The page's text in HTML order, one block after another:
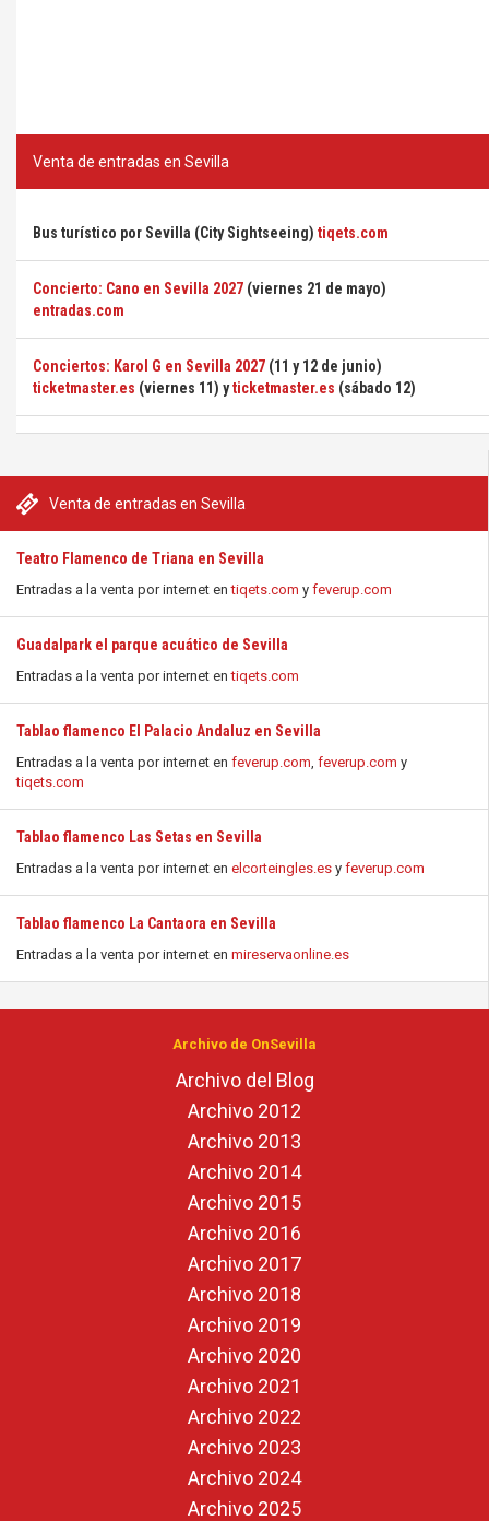
Venta de entradas en Sevilla
Teatro Flamenco de Triana en Sevilla
Entradas a la venta por internet entiqets.com y feverup.com
Guadalpark el parque acuático de Sevilla
Entradas a la venta por internet entiqets.com
Tablao flamenco El Palacio Andaluz en Sevilla
Entradas a la venta por internet en feverup.com, feverup.com y
tiqets.com
Tablao flamenco Las Setas en Sevilla
Entradas a la venta por internet en elcorteingles.es y feverup.com
Tablao flamenco La Cantaora en Sevilla
Entradas a la venta por internet en mireservaonline.es
Venta de entradas en Sevilla
Bus turístico por Sevilla (City Sightseeing) tiqets.com
Concierto: Cano en Sevilla 2027 (viernes 21 de mayo)
entradas.com
Conciertos: Karol G en Sevilla 2027 (11 y 12 de junio)
ticketmaster.es (viernes 11) yticketmaster.es (sábado 12)
Archivo de OnSevilla
Archivo del Blog
Archivo 2012
Archivo 2013
Archivo 2014
Archivo 2015
Archivo 2016
Archivo 2017
Archivo 2018
Archivo 2019
Archivo 2020
Archivo 2021
Archivo 2022
Archivo 2023
Archivo 2024
Archivo 2025